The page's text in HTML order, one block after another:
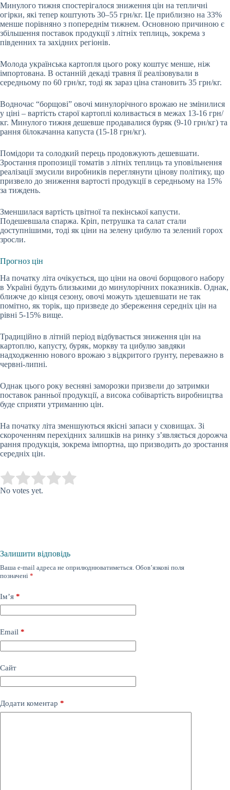
Минулого тижня спостерігалося зниження цін на тепличні
огірки, які тепер коштують 30–55 грн/кг. Це приблизно на 33%
менше порівняно з попереднім тижнем. Основною причиною є
збільшення поставок продукції з літніх теплиць, зокрема з
південних та західних регіонів.
Молода українська картопля цього року коштує менше, ніж
імпортована. В останній декаді травня її реалізовували в
середньому по 60 грн/кг, тоді як зараз ціна становить 35 грн/кг.
Водночас “борщові” овочі минулорічного врожаю не змінилися
у ціні – вартість старої картоплі коливається в межах 13-16 грн/
кг. Минулого тижня дешевше продавалися буряк (9-10 грн/кг) та
рання білокачанна капуста (15-18 грн/кг).
Помідори та солодкий перець продовжують дешевшати.
Зростання пропозиції томатів з літніх теплиць та уповільнення
реалізації змусили виробників переглянути цінову політику, що
призвело до зниження вартості продукції в середньому на 15%
за тиждень.
Зменшилася вартість цвітної та пекінської капусти.
Подешевшала спаржа. Кріп, петрушка та салат стали
доступнішими, тоді як ціни на зелену цибулю та зелений горох
зросли.
Прогноз цін
На початку літа очікується, що ціни на овочі борщового набору
в Україні будуть близькими до минулорічних показників. Однак,
ближче до кінця сезону, овочі можуть здешевшати не так
помітно, як торік, що призведе до збереження середніх цін на
рівні 5-15% вище.
Традиційно в літній період відбувається зниження цін на
картоплю, капусту, буряк, моркву та цибулю завдяки
надходженню нового врожаю з відкритого ґрунту, переважно в
червні-липні.
Однак цього року весняні заморозки призвели до затримки
поставок ранньої продукції, а висока собівартість виробництва
буде сприяти утриманню цін.
На початку літа зменшуються якісні запаси у сховищах. Зі
скороченням перехідних залишків на ринку з’являється дорожча
рання продукція, зокрема імпортна, що призводить до зростання
середніх цін.
Rate this item:
No votes yet.
Залишити відповідь
Ваша e-mail адреса не оприлюднюватиметься. Обов’язкові поля
позначені *
Ім’я *
Email *
Сайт
Додати коментар *